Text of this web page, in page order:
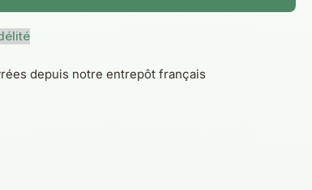
depuis notre entrepôt français